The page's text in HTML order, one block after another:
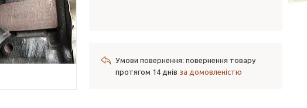
повернення товару
протягом 14 днів за домовленістю